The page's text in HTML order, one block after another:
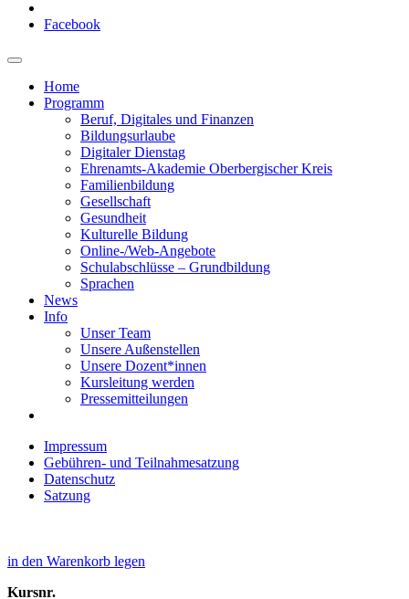
Facebook
Home
Programm
Beruf, Digitales und Finanzen
Bildungsurlaube
Digitaler Dienstag
Ehrenamts-Akademie Oberbergischer Kreis
Familienbildung
Gesellschaft
Gesundheit
Kulturelle Bildung
Online-/Web-Angebote
Schulabschlüsse – Grundbildung
Sprachen
News
Info
Unser Team
Unsere Außenstellen
Unsere Dozent*innen
Kursleitung werden
Pressemitteilungen
Impressum
Gebühren- und Teilnahmesatzung
Datenschutz
Satzung
in den Warenkorb legen
Kursnr.